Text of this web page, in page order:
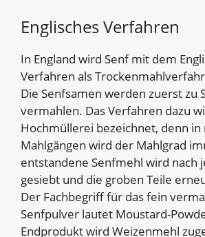
Englisches Verfahren
In England wird Senf mit dem
Verfahren als
Die Senfsamen werden zuerst zu
vermahlen. Das Verfahren dazu
Hochmüllerei bezeichnet, denn
Mahlgängen wird der Mahlgrad
entstandene Senfmehl wird nach
gesiebt und die groben Teile
Der Fachbegriff für das fein
Senfpulver lautet Moustard-
Endprodukt wird Weizenmehl